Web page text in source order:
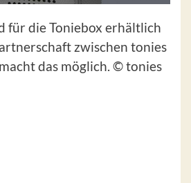
für die Toniebox erhältlich
zwischen tonies
das möglich. © tonies